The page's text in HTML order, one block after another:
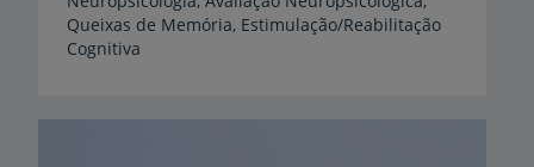
Queixas de Memória, Estimulação/Reabilitação
Cognitiva